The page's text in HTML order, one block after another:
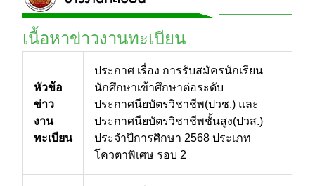
เนื้อหาข่าวงานทะเบียน
หัวข้อ
ข่าว
งาน
ทะเบียน
ประกาศ เรื่อง การรับสมัครนักเรียน
นักศึกษาเข้าศึกษาต่อระดับ
ประกาศนียบัตรวิชาชีพ(ปวช.) และ
ประกาศนียบัตรวิชาชีพชั้นสูง(ปวส.)
ประจำปีการศึกษา 2568 ประเภท
โควตาพิเศษ รอบ 2